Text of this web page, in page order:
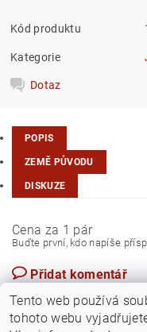
Kód produktu
Kategorie
Dotaz
POPIS
ZEMĚ PŮVODU
DISKUZE
Cena za 1 pár
Buďte první, kdo napíše
Přidat komentář
Tento web používá
tohoto webu